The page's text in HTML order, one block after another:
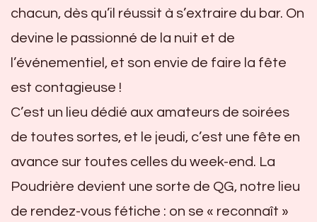
chacun, dès qu’il réussit à s’extraire du bar. On
devine le passionné de la nuit et de
l’événementiel, et son envie de faire la fête
est contagieuse !
C’est un lieu dédié aux amateurs de soirées
de toutes sortes, et le jeudi, c’est une fête en
avance sur toutes celles du week-end. La
Poudrière devient une sorte de QG, notre lieu
de rendez-vous fétiche : on se « reconnaît »